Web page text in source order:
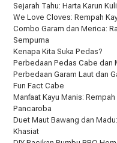
Sejarah Tahu: Harta Karun
We Love Cloves: Rempah
Combo Garam dan Merica:
Sempurna
Kenapa Kita Suka Pedas?
Perbedaan Pedas Cabe dan
Perbedaan Garam Laut dan
Fun Fact Cabe
Manfaat Kayu Manis:
Pancaroba
Duet Maut Bawang dan
Khasiat